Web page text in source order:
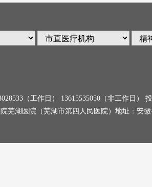
（工作日） 13615535050（非工作日）
芜湖医院（芜湖市第四人民医院）地址：